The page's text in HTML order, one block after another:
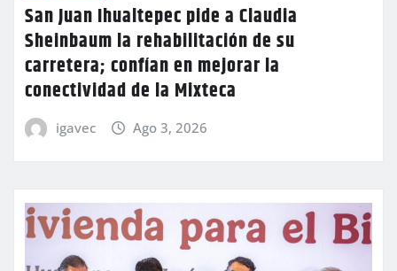
San Juan Ihualtepec pide a Claudia
Sheinbaum la rehabilitación de su
carretera; confían en mejorar la
conectividad de la Mixteca
igavec Ago 3, 2026